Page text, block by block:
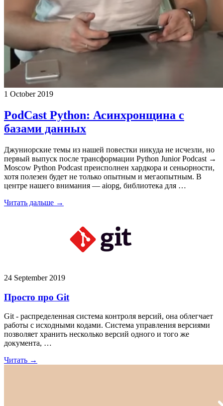
1 October 2019
PodCast Python: Асинхронщина с
базами данных
Джуниорские темы из нашей повестки никуда не исчезли, но
первый выпуск после трансформации Python Junior Podcast →
Moscow Python Podcast преисполнен хардкора и сеньорности,
хотя полезен будет не только опытным и мегаопытным. В
центре нашего внимания — aiopg, библиотека для …
Читать дальше →
24 September 2019
Просто про Git
Git - распределенная система контроля версий, она облегчает
работы с исходными кодами. Система управления версиями
позволяет хранить несколько версий одного и того же
документа, …
Читать →